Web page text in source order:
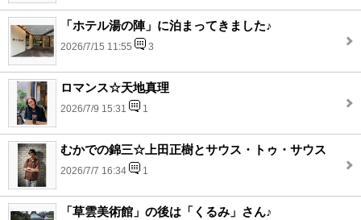
「ホテル湯の陣」に泊まってきました♪
2026/7/15 11:55 3
ロマンス☆天地真理
2026/7/9 15:31 1
むかでの錦三☆上田正樹とサウス・トゥ・サウス
2026/7/7 16:34 1
「草雲美術館」の後は「くるみ」さん♪